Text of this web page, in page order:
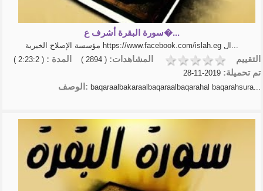
سورة البقرة أشرف ع�...
مؤسسة الإصلاح الخيرية https://www.facebook.com/islah.eg ال...
التقييم المشاهدات: ( 2894 ) المدة : ( 2:23:2 )
تم تحميلة: 2019-11-28
الوصف: baqaraalbakaraalbaqaraalbaqarahal baqarahsura...